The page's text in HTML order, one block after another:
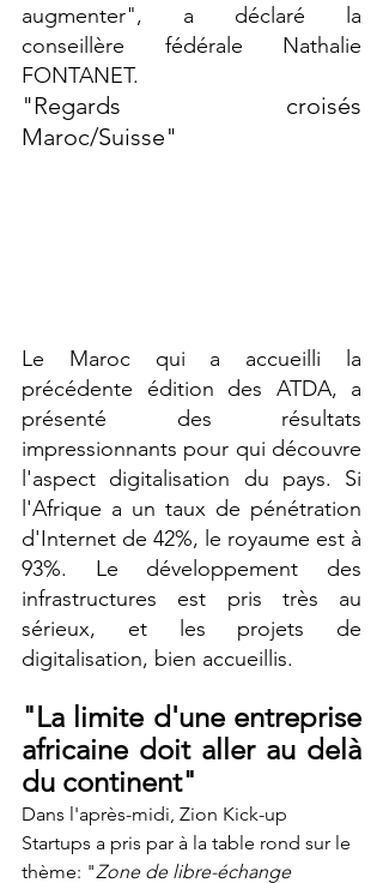
augmenter", a déclaré la
conseillère fédérale Nathalie
FONTANET.
"Regards croisés
Maroc/Suisse"
Le Maroc qui a accueilli la
précédente édition des ATDA, a
présenté des résultats
impressionnants pour qui découvre
l'aspect digitalisation du pays. Si
l'Afrique a un taux de pénétration
d'Internet de 42%, le royaume est à
93%. Le développement des
infrastructures est pris très au
sérieux, et les projets de
digitalisation, bien accueillis.
"La limite d'une entreprise
africaine doit aller au delà
du continent"
Dans l'après-midi, Zion Kick-up
Startups a pris par à la table rond sur le
thème: "Zone de libre-échange